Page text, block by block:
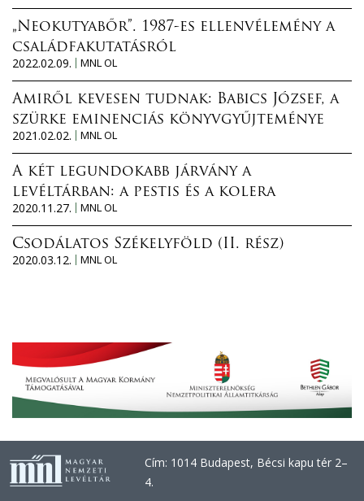
„Neokutyabőr”. 1987-es ellenvélemény a
családfakutatásról
2022.02.09.
MNL OL
Amiről kevesen tudnak: Babics József, a
szürke eminenciás könyvgyűjteménye
2021.02.02.
MNL OL
A két legundokabb járvány a
levéltárban: a pestis és a kolera
2020.11.27.
MNL OL
Csodálatos Székelyföld (II. rész)
2020.03.12.
MNL OL
Cím: 1014 Budapest, Bécsi kapu tér 2–
4.